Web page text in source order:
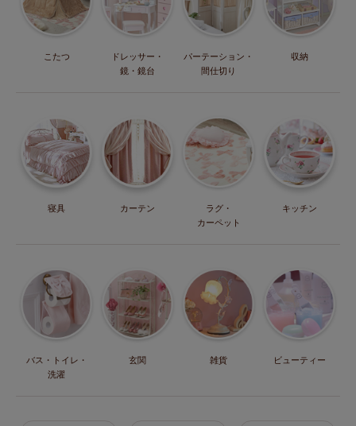
こたつ
ドレッサー・
鏡・鏡台
パーテーション・
間仕切り
収納
寝具 カーテン
ラグ・
カーペット
キッチン
バス・トイレ・
洗濯
玄関 雑貨 ビューティー